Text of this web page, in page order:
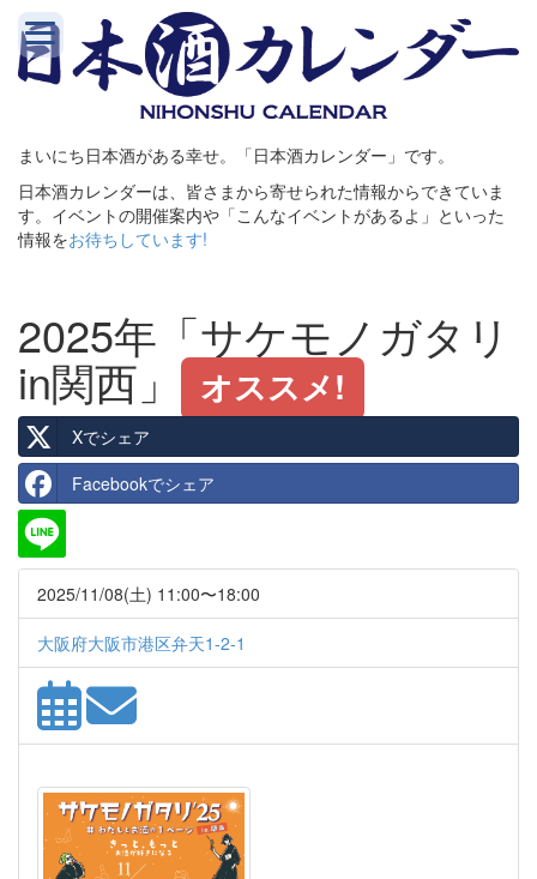
まいにち日本酒がある幸せ。「日本酒カレンダー」です。
日本酒カレンダーは、皆さまから寄せられた情報からできていま
す。イベントの開催案内や「こんなイベントがあるよ」といった
情報をお待ちしています!
2025年「サケモノガタリ
in関西」 オススメ!
Xでシェア
Facebookでシェア
2025/11/08(土) 11:00〜18:00
大阪府大阪市港区弁天1-2-1